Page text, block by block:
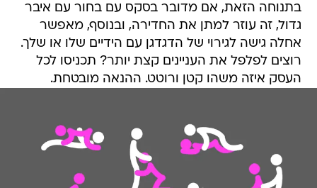
בתנוחה הזאת, אם מדובר בסקס עם בחור עם איבר
גדול, זה עוזר למתן את החדירה, ובנוסף, מאפשר
אחלה גישה לגירוי של הדגדגן עם הידיים שלו או שלך.
רוצים לפלפל את העניינים קצת יותר? תכניסו לכל
העסק איזה משהו קטן ורוטט. ההנאה מובטחת.